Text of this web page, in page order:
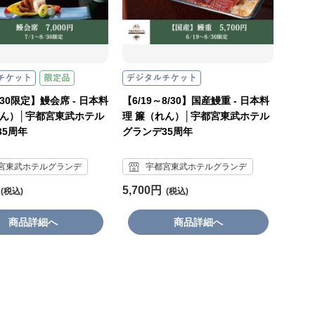
限定】鰻会席 - 日本料
）│宇都宮東武ホテル
周年
東武ホテルグランデ
商品詳細へ
【6/19～8/30】国産鰻重 - 日本料
理 簾（れん）│宇都宮東武ホテル
グランデ35周年
宇都宮東武ホテルグランデ
5,700円
商品詳細へ